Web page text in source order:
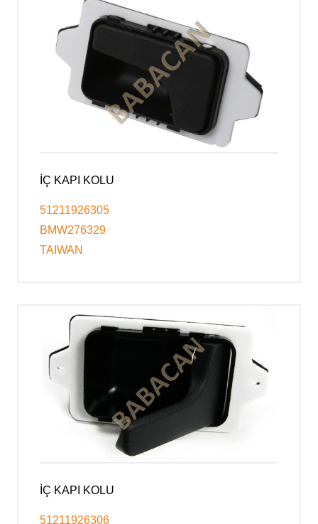
İÇ KAPI KOLU
51211926305
BMW276329
TAIWAN
İÇ KAPI KOLU
51211926306